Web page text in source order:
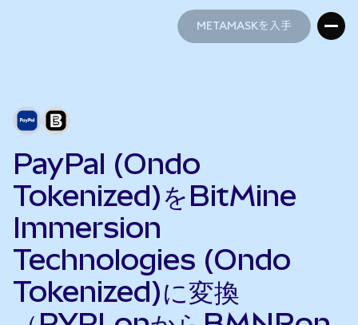
METAMASKを入手
PayPal (Ondo
Tokenized)をBitMine
Immersion
Technologies (Ondo
Tokenized)に変換